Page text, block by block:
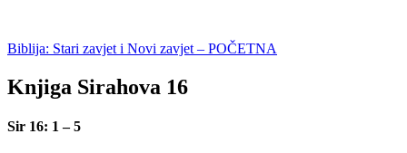
Biblija: Stari zavjet i Novi zavjet – POČETNA
Knjiga Sirahova 16
Sir 16: 1 – 5